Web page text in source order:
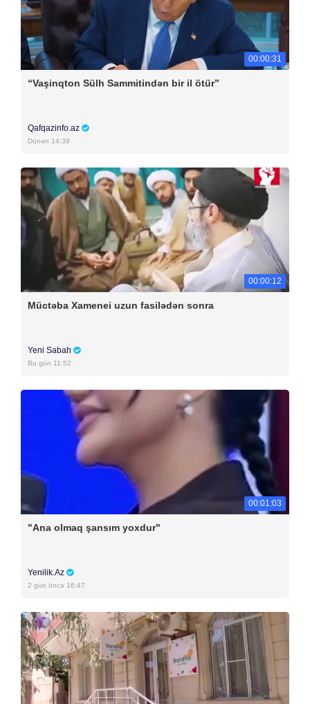
00:00:31
“Vaşinqton Sülh Sammitindən bir il ötür”
Qafqazinfo.az
Dünən 14:39
00:00:12
Müctəba Xamenei uzun fasilədən sonra
Yeni Sabah
Bu gün 11:52
00:01:03
"Ana olmaq şansım yoxdur"
Yenilik.Az
2 gün öncə 16:47